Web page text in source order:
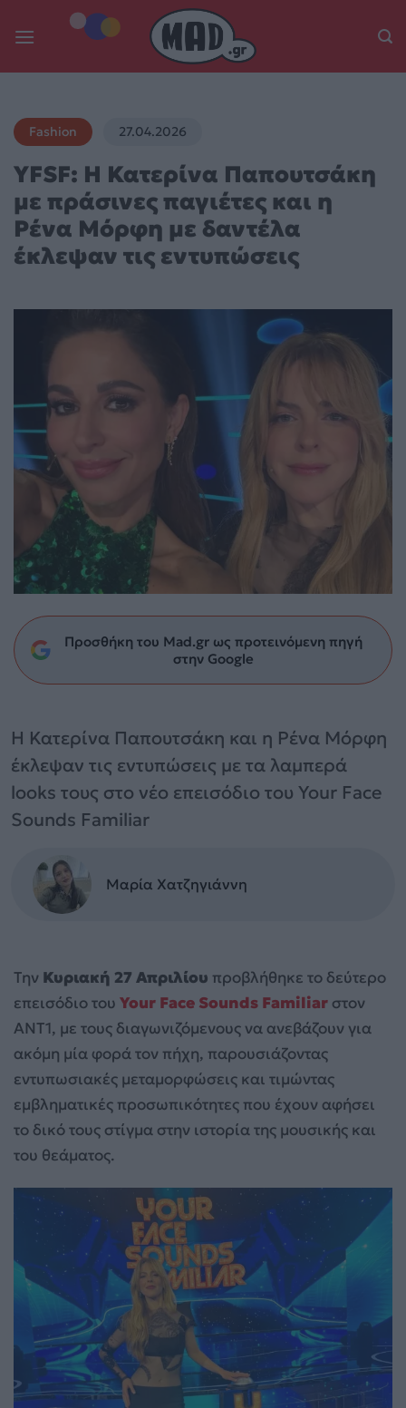
Fashion 27.04.2026
YFSF: Η Κατερίνα Παπουτσάκη
με πράσινες παγιέτες και η
Ρένα Μόρφη με δαντέλα
έκλεψαν τις εντυπώσεις
Προσθήκη του Mad.gr ως προτεινόμενη πηγή
στην Google
Η Κατερίνα Παπουτσάκη και η Ρένα Μόρφη
έκλεψαν τις εντυπώσεις με τα λαμπερά
looks τους στο νέο επεισόδιο του Your Face
Sounds Familiar
Μαρία Χατζηγιάννη
Την Κυριακή 27 Απριλίου προβλήθηκε το δεύτερο
επεισόδιο του Your Face Sounds Familiar στον
ANT1, με τους διαγωνιζόμενους να ανεβάζουν για
ακόμη μία φορά τον πήχη, παρουσιάζοντας
εντυπωσιακές μεταμορφώσεις και τιμώντας
εμβληματικές προσωπικότητες που έχουν αφήσει
το δικό τους στίγμα στην ιστορία της μουσικής και
του θεάματος.